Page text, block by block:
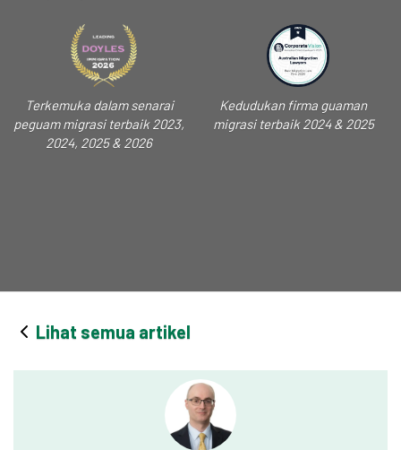
Terkemuka dalam senarai
peguam migrasi terbaik 2023,
2024, 2025 & 2026
Kedudukan firma guaman
migrasi terbaik 2024 & 2025
Lihat semua artikel